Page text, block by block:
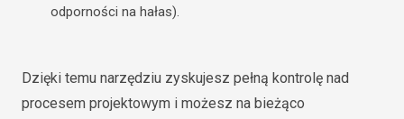
odporności na hałas).
Dzięki temu narzędziu zyskujesz pełną kontrolę nad
procesem projektowym i możesz na bieżąco